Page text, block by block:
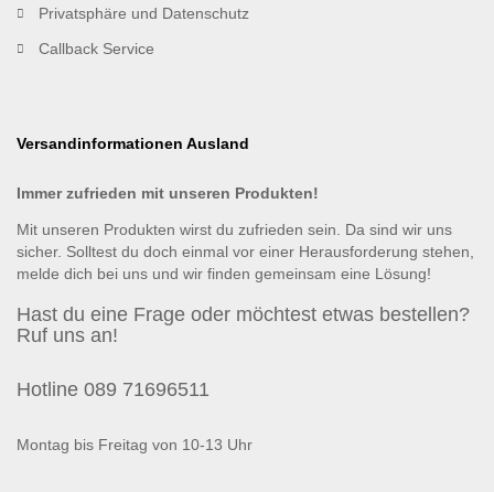
Privatsphäre und Datenschutz
Callback Service
Versandinformationen Ausland
Immer zufrieden mit unseren Produkten!
Mit unseren Produkten wirst du zufrieden sein. Da sind wir uns
sicher. Solltest du doch einmal vor einer Herausforderung stehen,
melde dich bei uns und wir finden gemeinsam eine Lösung!
Hast du eine Frage oder möchtest etwas bestellen?
Ruf uns an!
Hotline 089 71696511
Montag bis Freitag von 10-13 Uhr